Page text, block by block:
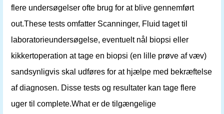
flere undersøgelser ofte brug for at blive gennemført
out.These tests omfatter Scanninger, Fluid taget til
laboratorieundersøgelse, eventuelt nål biopsi eller
kikkertoperation at tage en biopsi (en lille prøve af væv)
sandsynligvis skal udføres for at hjælpe med bekræftelse
af diagnosen. Disse tests og resultater kan tage flere
uger til complete.What er de tilgængelige